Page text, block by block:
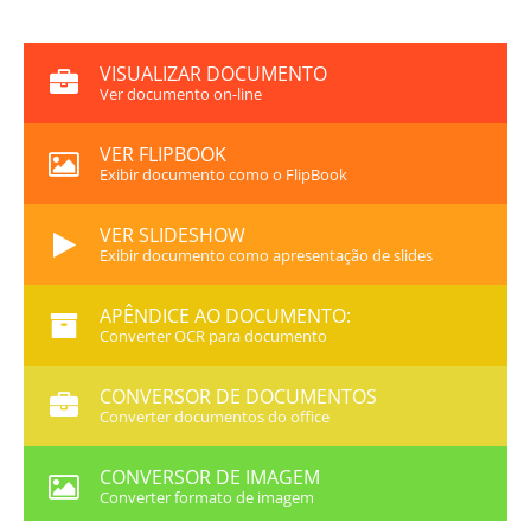
VISUALIZAR DOCUMENTO
Ver documento on-line
VER FLIPBOOK
Exibir documento como o FlipBook
VER SLIDESHOW
Exibir documento como apresentação de slides
APÊNDICE AO DOCUMENTO:
Converter OCR para documento
CONVERSOR DE DOCUMENTOS
Converter documentos do office
CONVERSOR DE IMAGEM
Converter formato de imagem